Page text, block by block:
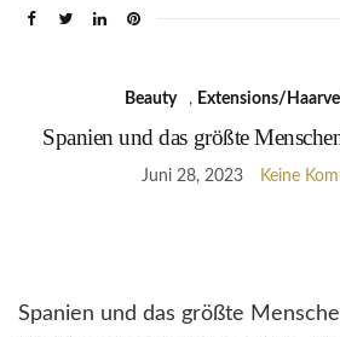
Beauty , Extensions/
Spanien und das größte
Juni 28, 2023 Keine
Spanien und das größte